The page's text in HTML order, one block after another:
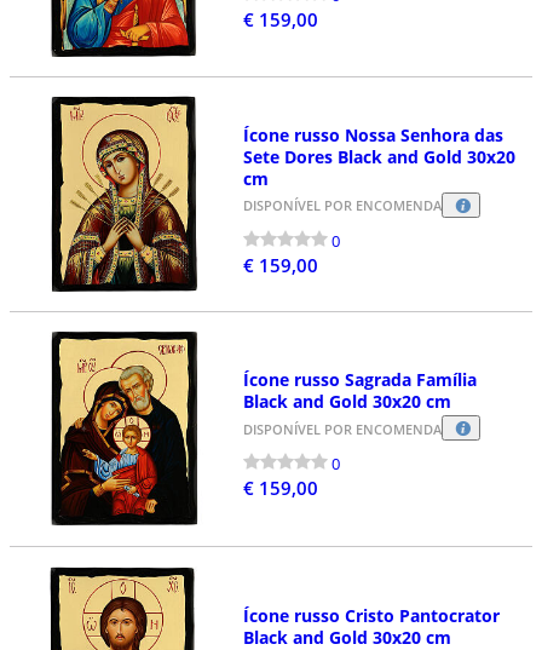
€ 159,00
Ícone russo Nossa Senhora das
Sete Dores Black and Gold 30x20
cm
DISPONÍVEL POR ENCOMENDA
0
€ 159,00
Ícone russo Sagrada Família
Black and Gold 30x20 cm
DISPONÍVEL POR ENCOMENDA
0
€ 159,00
Ícone russo Cristo Pantocrator
Black and Gold 30x20 cm